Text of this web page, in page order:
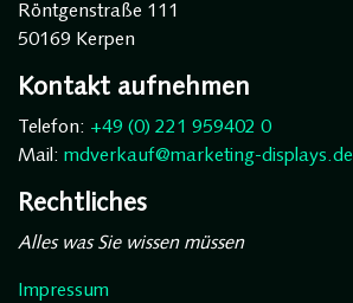
Röntgenstraße 111
50169 Kerpen
Kontakt aufnehmen
Telefon: +49 (0) 221 959402 0
Mail: mdverkauf@marketing-displays.de
Rechtliches
Alles was Sie wissen müssen
Impressum